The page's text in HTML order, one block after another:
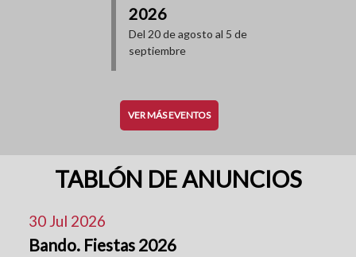
2026
Del 20 de agosto al 5 de
septiembre
VER MÁS EVENTOS
TABLÓN DE ANUNCIOS
30 Jul 2026
Bando. Fiestas 2026